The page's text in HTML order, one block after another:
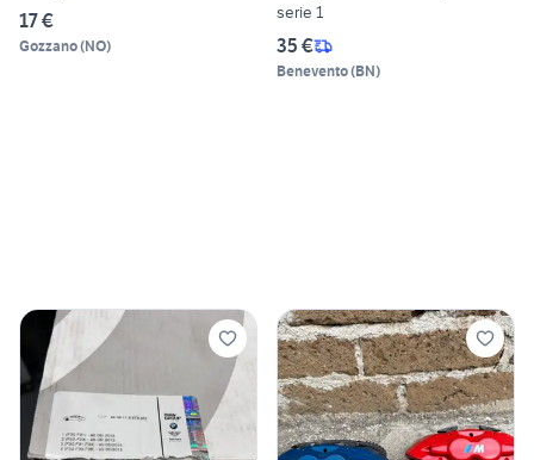
17 €
Gozzano(NO)
serie 1
35 €
Benevento(BN)